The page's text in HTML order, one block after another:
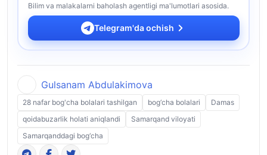
Bilim va malakalarni baholash agentligi ma'lumotlari asosida.
Telegram'da ochish
Gulsanam Abdulakimova
28 nafar bog'cha bolalari tashilgan bog‘cha bolalari
Damas
qoidabuzarlik holati aniqlandi
Samarqand viloyati
Samarqanddagi bog‘cha